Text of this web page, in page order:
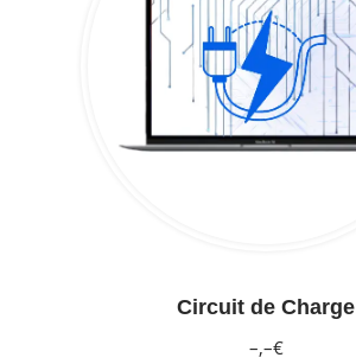
Circuit de Charge
–,–€